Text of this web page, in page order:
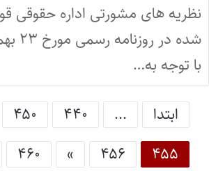
نظریه های مشورتی اداره حقوقی
با توجه به…
ابتدا ... ۴۴۰ ۴۵۰
۴۵۵
۴۵۶ » ۴۶۰